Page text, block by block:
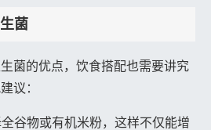
菌
菌的优点，饮食搭配也需要讲究
议：
谷物或有机米粉，这样不仅能增